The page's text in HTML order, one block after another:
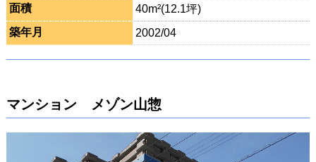
面積
40m²(12.1坪)
築年月
2002/04
マンション メゾン山惣